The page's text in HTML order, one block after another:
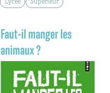
Lycée Supérieur
Faut-il manger les
animaux ?